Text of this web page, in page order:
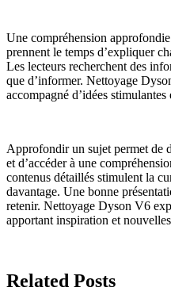
Une compréhension
prennent le temps d’expliquer
Les lecteurs recherchent des
que d’informer. Nettoyage
accompagné d’idées
Approfondir un sujet permet de
et d’accéder à une
contenus détaillés stimulent la
davantage. Une bonne
retenir. Nettoyage Dyson V6
apportant inspiration et
Related Posts